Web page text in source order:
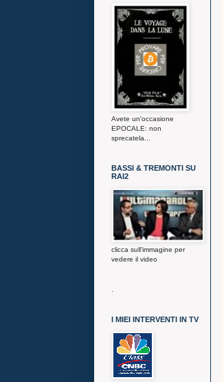
Avete un'occasione
EPOCALE: non
sprecatela...
BASSI & TREMONTI SU
RAI2
clicca sull'immagine per
vedere il video
I MIEI INTERVENTI IN TV